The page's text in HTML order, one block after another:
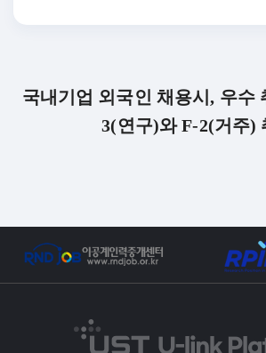
국내기업 외국인 채용시, 우수
3(연구)와 F-2(거주)